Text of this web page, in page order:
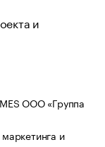
и
ООО «Группа
и